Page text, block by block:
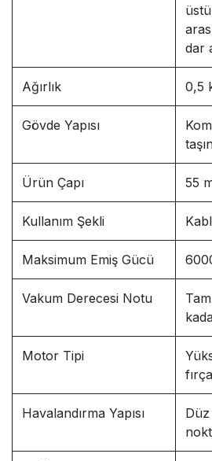
dar
Ağırlık 0,5
Gövde Yapısı
Ürün Çapı 55
Kullanım Şekli
Maksimum Emiş Gücü
Vakum Derecesi Notu
Motor Tipi
Havalandırma Yapısı